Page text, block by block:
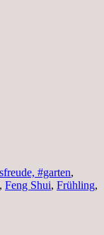
#garten,
, Feng Shui, Frühling,